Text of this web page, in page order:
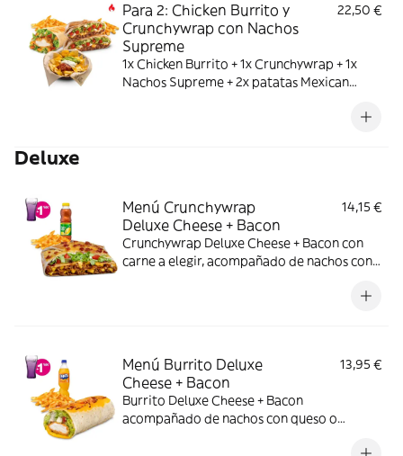
Para 2: Chicken Burrito y
Crunchywrap con Nachos
Supreme
22,50 €
1x Chicken Burrito + 1x Crunchywrap + 1x
Nachos Supreme + 2x patatas Mexican
Deluxe
Menú Crunchywrap
Deluxe Cheese + Bacon
14,15 €
Crunchywrap Deluxe Cheese + Bacon con
carne a elegir, acompañado de nachos con
Menú Burrito Deluxe
Cheese + Bacon
13,95 €
Burrito Deluxe Cheese + Bacon
acompañado de nachos con queso o